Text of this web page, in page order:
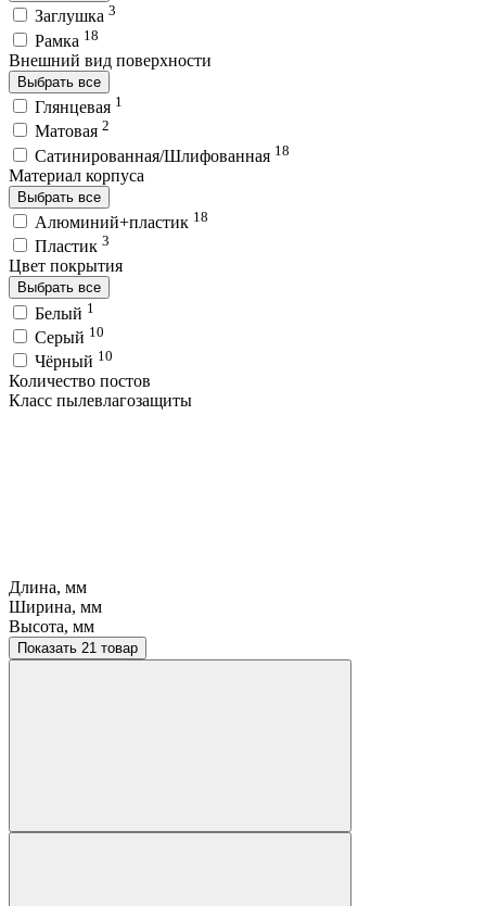
Заглушка 3
Рамка 18
Внешний вид поверхности
Выбрать все
Глянцевая 1
Матовая 2
Сатинированная/Шлифованная 18
Материал корпуса
Выбрать все
Алюминий+пластик 18
Пластик 3
Цвет покрытия
Выбрать все
Белый 1
Серый 10
Чёрный 10
Количество постов
Класс пылевлагозащиты
Длина, мм
Ширина, мм
Высота, мм
Показать 21 товар